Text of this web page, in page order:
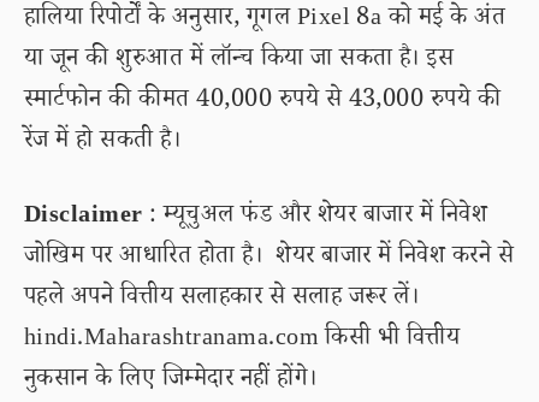
हालिया रिपोर्टों के अनुसार, गूगल Pixel 8a को मई के अंत
या जून की शुरुआत में लॉन्च किया जा सकता है। इस
स्मार्टफोन की कीमत 40,000 रुपये से 43,000 रुपये की
रेंज में हो सकती है।
Disclaimer : म्यूचुअल फंड और शेयर बाजार में निवेश
जोखिम पर आधारित होता है। शेयर बाजार में निवेश करने से
पहले अपने वित्तीय सलाहकार से सलाह जरूर लें।
hindi.Maharashtranama.com किसी भी वित्तीय
नुकसान के लिए जिम्मेदार नहीं होंगे।